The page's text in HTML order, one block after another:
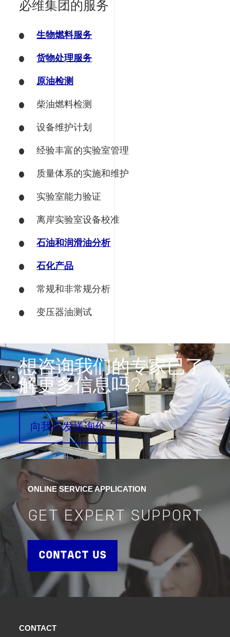
必维集团的服务
生物燃料服务
货物处理服务
原油检测
柴油燃料检测
设备维护计划
经验丰富的实验室管理
质量体系的实施和维护
实验室能力验证
离岸实验室设备校准
石油和润滑油分析
石化产品
常规和非常规分析
变压器油测试
想咨询我们的专家已了
解更多信息吗?
向我们发送询价
ONLINE SERVICE APPLICATION
GET EXPERT SUPPORT
CONTACT US
CONTACT